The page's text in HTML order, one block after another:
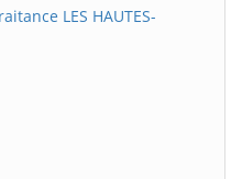
LES HAUTES-